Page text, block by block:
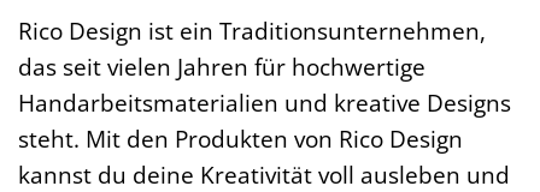
Rico Design ist ein Traditionsunternehmen,
das seit vielen Jahren für hochwertige
Handarbeitsmaterialien und kreative Designs
steht. Mit den Produkten von Rico Design
kannst du deine Kreativität voll ausleben und